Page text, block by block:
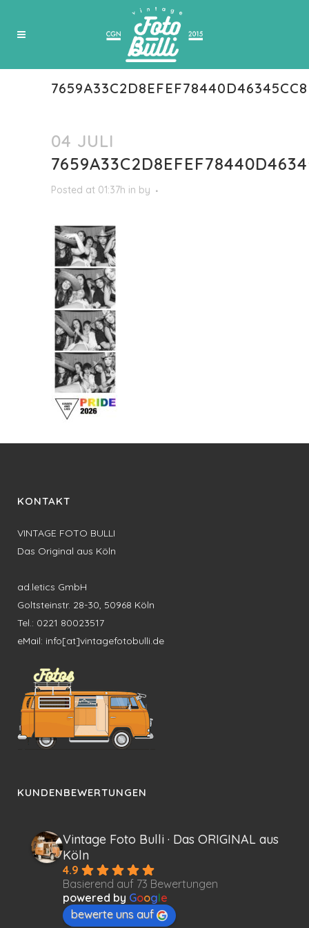
04 JULI
Posted at 01:37h in by
KONTAKT
VINTAGE FOTO BULLI
Das Original aus Köln
ad.letics GmbH
Goltsteinstr. 28-30, 50968 Köln
Tel.: 0221 80023517
eMail: info[at]vintagefotobulli.de
KUNDENBEWERTUNGEN
Vintage Foto Bulli · Das ORIGINAL aus
Köln
4.9
Basierend auf 73 Bewertungen
powered by Google
bewerte uns auf